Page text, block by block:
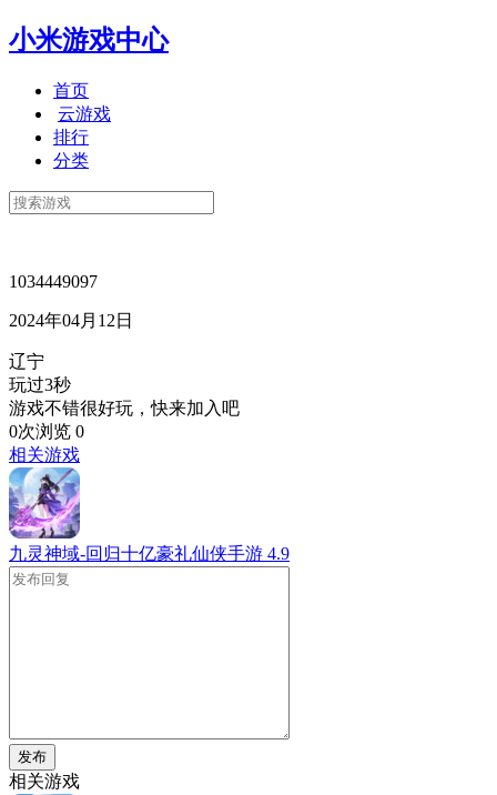
小米游戏中心
首页
云游戏
排行
分类
1034449097
2024年04月12日
辽宁
玩过3秒
游戏不错很好玩，快来加入吧
0次浏览 0
相关游戏
九灵神域-回归十亿豪礼仙侠手游 4.9
发布
相关游戏